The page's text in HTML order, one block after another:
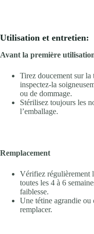
Utilisation et entretien:
Avant la première
Tirez doucement sur la
inspectez-la
ou de dommage.
Stérilisez toujours les
l’emballage.
Remplacement
Vérifiez régulièrement
toutes les 4 à 6
faiblesse.
Une tétine agrandie ou
remplacer.